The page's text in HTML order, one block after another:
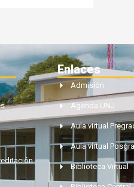
Enlaces
Admisión
Agenda UNJ
Aula virtual
Aula virtual
Biblioteca Virtual